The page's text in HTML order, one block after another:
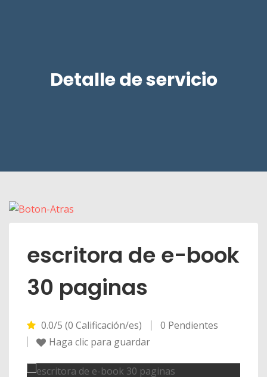
Detalle de servicio
escritora de e-book
30 paginas
0.0/5 (0 Calificación/es)
0 Pendientes
Haga clic para guardar